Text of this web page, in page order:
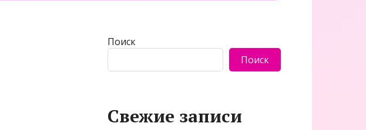
Поиск
Поиск
Свежие записи